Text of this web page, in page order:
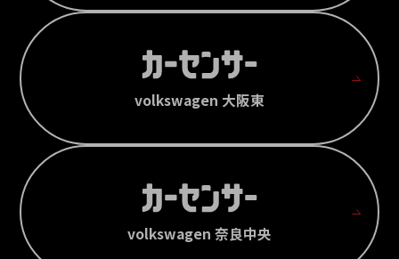
volkswagen 大阪東
volkswagen 奈良中央